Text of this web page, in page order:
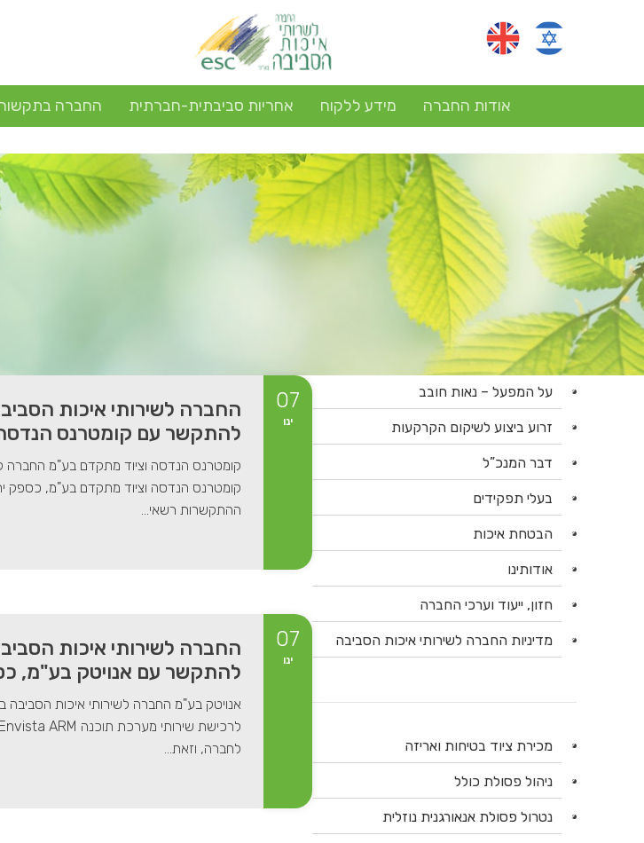
אודות החברה מידע ללקוח אחריות סביבתית-חברתית החברה
07
ינו
החברה לשירותי איכות
להתקשר עם קומטרנס
קומטרנס הנדסה וציוד מתקדם בע"מ החברה
ההתקשרות רשאי...
07
ינו
החברה לשירותי איכות
להתקשר עם אנויטק בע"מ,
אנויטק בע"מ החברה לשירותי איכות
לחברה, וזאת...
על המפעל – נאות חובב
זרוע ביצוע לשיקום הקרקעות
דבר המנכ”ל
בעלי תפקידים
הבטחת איכות
אודותינו
חזון, ייעוד וערכי החברה
מדיניות החברה לשירותי איכות הסביבה
מכירת ציוד בטיחות ואריזה
ניהול פסולת כולל
נטרול פסולת אנאורגנית נוזלית